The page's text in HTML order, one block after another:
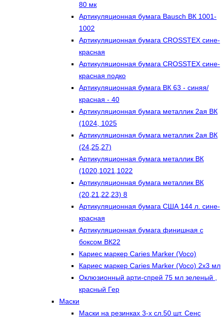
80 мк
Артикуляционная бумага Bausch ВК 1001-
1002
Артикуляционная бумага CROSSTEX сине-
красная
Артикуляционная бумага CROSSTEX сине-
красная подко
Артикуляционная бумага ВК 63 - синяя/
красная - 40
Артикуляционная бумага металлик 2ая ВК
(1024, 1025
Артикуляционная бумага металлик 2ая ВК
(24,25,27)
Артикуляционная бумага металлик ВК
(1020,1021,1022
Артикуляционная бумага металлик ВК
(20,21,22,23) 8
Артикуляционная бумага США 144 л. сине-
красная
Артикуляционная бумага финишная с
боксом ВК22
Кариес маркер Caries Marker (Voco)
Кариес маркер Caries Marker (Voco) 2х3 мл
Оклюзионный арти-спрей 75 мл зеленый ,
красный Гер
Маски
Маски на резинках 3-х сл.50 шт. Сенс